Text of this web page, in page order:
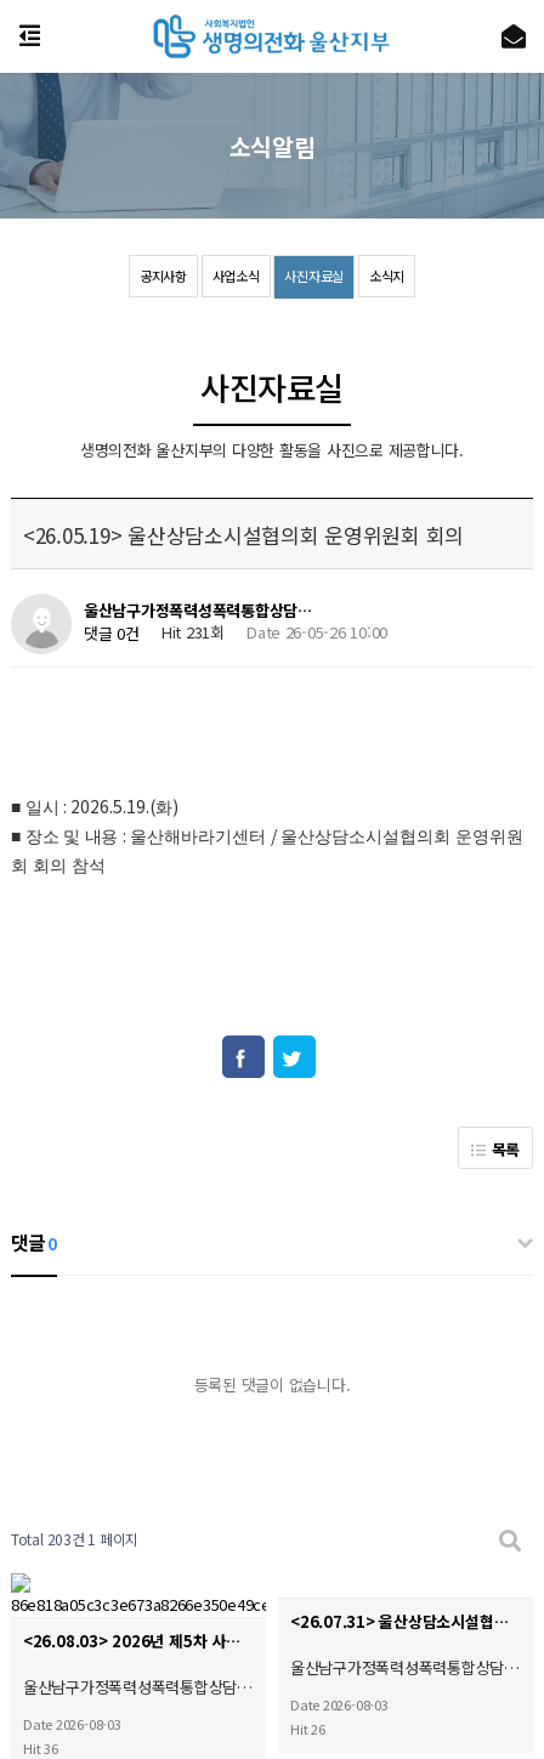
공지사항 사업소식 사진자료실 소식지
소식알림
사진자료실
생명의전화 울산지부의 다양한 활동을 사진으로 제공합니다.
<26.05.19> 울산상담소시설협의회 운영위원회 회의
울산남구가정폭력성폭력통합상담…
댓글 0건
Hit 231회 Date 26-05-26 10:00
■ 일시 : 2026.5.19.(화)
■ 장소 및 내용 : 울산해바라기센터 / 울산상담소시설협의회 운영위원
회 회의 참석
목록
댓글0
등록된 댓글이 없습니다.
Total 203건 1 페이지
<26.08.03> 2026년 제5차 사회복지현장실습 종결식
울산남구가정폭력성폭력통합상담…
Date 2026-08-03
Hit 36
<26.07.31> 울산상담소시설협의회 디지털성폭력 및 불법촬영 경찰합동캠페인
울산남구가정폭력성폭력통합상담…
Date 2026-08-03
Hit 26